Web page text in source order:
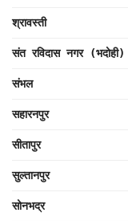
श्रावस्ती
संत रविदास नगर (भदोही)
संभल
सहारनपुर
सीतापुर
सुल्तानपुर
सोनभद्र